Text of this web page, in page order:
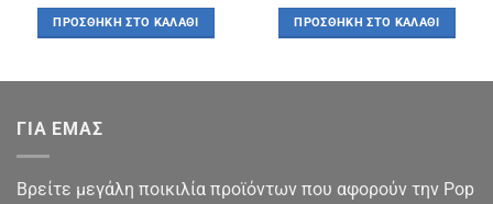
was:
€14.90.
τιμή
είναι:
€11.90.
ΠΡΟΣΘΉΚΗ ΣΤΟ ΚΑΛΆΘΙ
was:
€14.90.
τιμή
είναι:
€11.90.
ΠΡΟΣΘΉΚΗ ΣΤΟ ΚΑΛΆΘΙ
ΓΙΑ ΕΜΑΣ
Βρείτε μεγάλη ποικιλία προϊόντων που αφορούν την Pop